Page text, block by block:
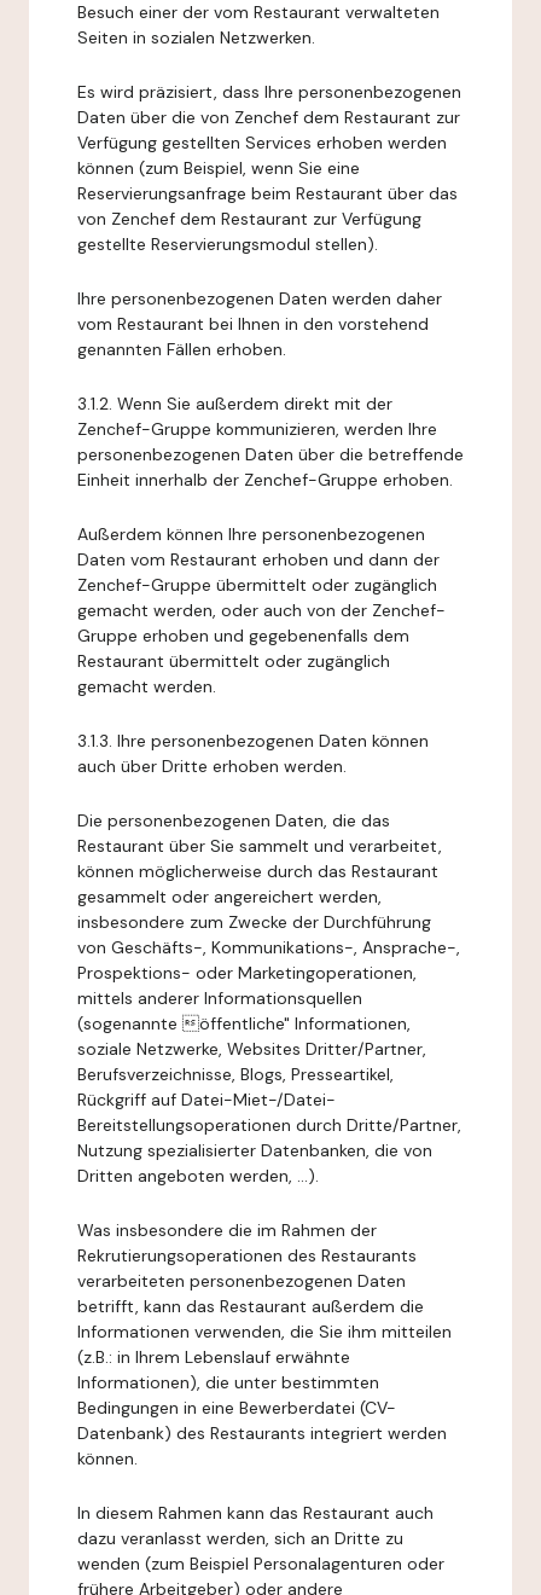
Besuch einer der vom Restaurant verwalteten
Seiten in sozialen Netzwerken.
Es wird präzisiert, dass Ihre personenbezogenen
Daten über die von Zenchef dem Restaurant zur
Verfügung gestellten Services erhoben werden
können (zum Beispiel, wenn Sie eine
Reservierungsanfrage beim Restaurant über das
von Zenchef dem Restaurant zur Verfügung
gestellte Reservierungsmodul stellen).
Ihre personenbezogenen Daten werden daher
vom Restaurant bei Ihnen in den vorstehend
genannten Fällen erhoben.
3.1.2. Wenn Sie außerdem direkt mit der
Zenchef-Gruppe kommunizieren, werden Ihre
personenbezogenen Daten über die betreffende
Einheit innerhalb der Zenchef-Gruppe erhoben.
Außerdem können Ihre personenbezogenen
Daten vom Restaurant erhoben und dann der
Zenchef-Gruppe übermittelt oder zugänglich
gemacht werden, oder auch von der Zenchef-
Gruppe erhoben und gegebenenfalls dem
Restaurant übermittelt oder zugänglich
gemacht werden.
3.1.3. Ihre personenbezogenen Daten können
auch über Dritte erhoben werden.
Die personenbezogenen Daten, die das
Restaurant über Sie sammelt und verarbeitet,
können möglicherweise durch das Restaurant
gesammelt oder angereichert werden,
insbesondere zum Zwecke der Durchführung
von Geschäfts-, Kommunikations-, Ansprache-,
Prospektions- oder Marketingoperationen,
mittels anderer Informationsquellen
(sogenannte öffentliche" Informationen,
soziale Netzwerke, Websites Dritter/Partner,
Berufsverzeichnisse, Blogs, Presseartikel,
Rückgriff auf Datei-Miet-/Datei-
Bereitstellungsoperationen durch Dritte/Partner,
Nutzung spezialisierter Datenbanken, die von
Dritten angeboten werden, ...).
Was insbesondere die im Rahmen der
Rekrutierungsoperationen des Restaurants
verarbeiteten personenbezogenen Daten
betrifft, kann das Restaurant außerdem die
Informationen verwenden, die Sie ihm mitteilen
(z.B.: in Ihrem Lebenslauf erwähnte
Informationen), die unter bestimmten
Bedingungen in eine Bewerberdatei (CV-
Datenbank) des Restaurants integriert werden
können.
In diesem Rahmen kann das Restaurant auch
dazu veranlasst werden, sich an Dritte zu
wenden (zum Beispiel Personalagenturen oder
frühere Arbeitgeber) oder andere